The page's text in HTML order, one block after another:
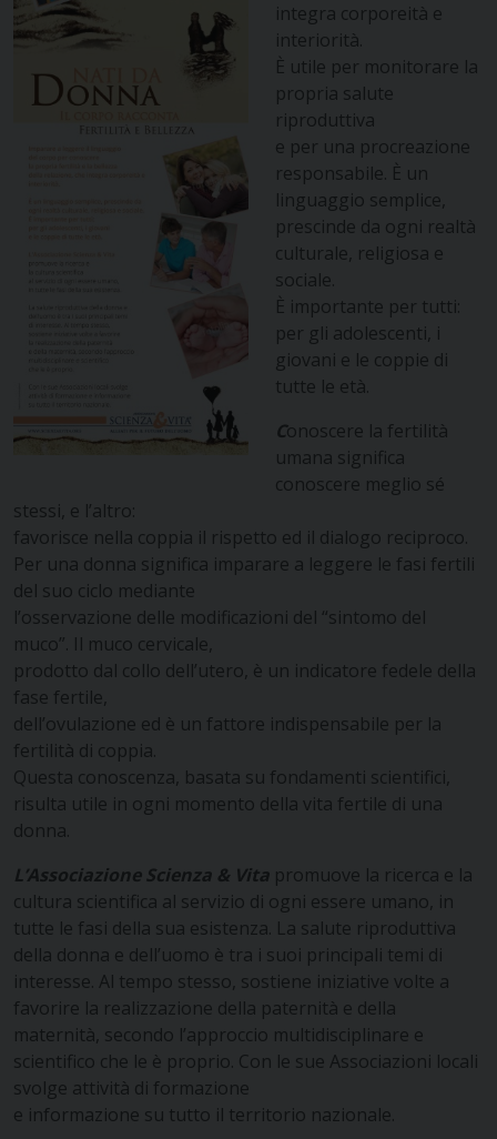
integra corporeità e
interiorità.
È utile per monitorare la
propria salute
riproduttiva
e per una procreazione
responsabile. È un
linguaggio semplice,
prescinde da ogni realtà
culturale, religiosa e
sociale.
È importante per tutti:
per gli adolescenti, i
giovani e le coppie di
tutte le età.
Conoscere la fertilità
umana significa
conoscere meglio sé
stessi, e l’altro:
favorisce nella coppia il rispetto ed il dialogo reciproco.
Per una donna significa imparare a leggere le fasi fertili
del suo ciclo mediante
l’osservazione delle modificazioni del “sintomo del
muco”. Il muco cervicale,
prodotto dal collo dell’utero, è un indicatore fedele della
fase fertile,
dell’ovulazione ed è un fattore indispensabile per la
fertilità di coppia.
Questa conoscenza, basata su fondamenti scientifici,
risulta utile in ogni momento della vita fertile di una
donna.
L’Associazione Scienza & Vita promuove la ricerca e la
cultura scientifica al servizio di ogni essere umano, in
tutte le fasi della sua esistenza. La salute riproduttiva
della donna e dell’uomo è tra i suoi principali temi di
interesse. Al tempo stesso, sostiene iniziative volte a
favorire la realizzazione della paternità e della
maternità, secondo l’approccio multidisciplinare e
scientifico che le è proprio. Con le sue Associazioni locali
svolge attività di formazione
e informazione su tutto il territorio nazionale.